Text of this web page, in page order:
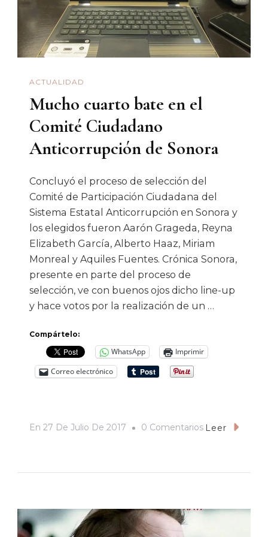
ACTUALIDAD
Mucho cuarto bate en el
Comité Ciudadano
Anticorrupción de Sonora
Concluyó el proceso de selección del
Comité de Participación Ciudadana del
Sistema Estatal Anticorrupción en Sonora y
los elegidos fueron Aarón Grageda, Reyna
Elizabeth García, Alberto Haaz, Miriam
Monreal y Aquiles Fuentes. Crónica Sonora,
presente en parte del proceso de
selección, ve con buenos ojos dicho line-up
y hace votos por la realización de un …
Compártelo:
WhatsApp
Imprimir
Correo electrónico
En 27 De Julio De 2017 0 ComentariosEn
El
Leer